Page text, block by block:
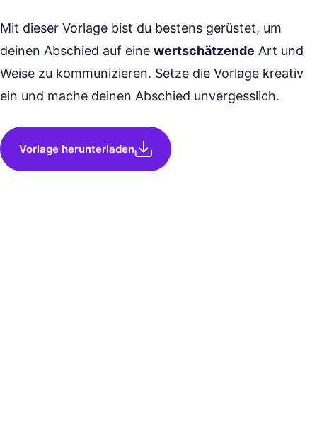
Mit dieser Vorlage bist du bestens gerüstet, um
deinen Abschied auf eine wertschätzende Art und
Weise zu kommunizieren. Setze die Vorlage kreativ
ein und mache deinen Abschied unvergesslich.
Vorlage herunterladen